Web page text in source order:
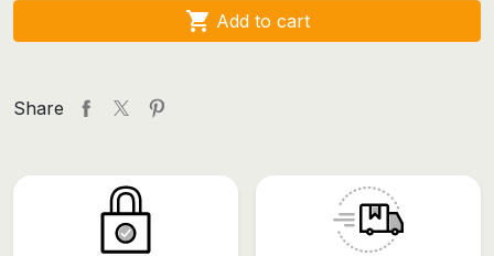
 Add to cart
Share